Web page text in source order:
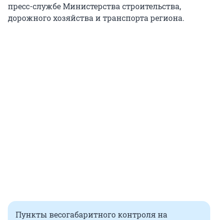
пресс-службе Министерства строительства,
дорожного хозяйства и транспорта региона.
Пункты весогабаритного контроля на